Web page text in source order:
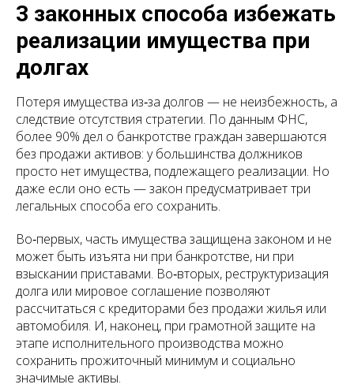
3 законных способа избежать
реализации имущества при
долгах
Потеря имущества из‑за долгов — не неизбежность, а
следствие отсутствия стратегии. По данным ФНС,
более 90% дел о банкротстве граждан завершаются
без продажи активов: у большинства должников
просто нет имущества, подлежащего реализации. Но
даже если оно есть — закон предусматривает три
легальных способа его сохранить.
Во‑первых, часть имущества защищена законом и не
может быть изъята ни при банкротстве, ни при
взыскании приставами. Во‑вторых, реструктуризация
долга или мировое соглашение позволяют
рассчитаться с кредиторами без продажи жилья или
автомобиля. И, наконец, при грамотной защите на
этапе исполнительного производства можно
сохранить прожиточный минимум и социально
значимые активы.